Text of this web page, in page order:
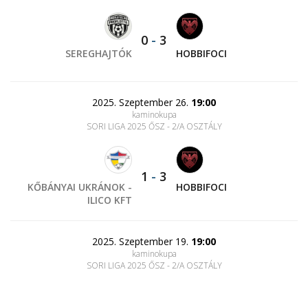
SEREGHAJTÓK
0 - 3
HOBBIFOCI
2025. Szeptember 26. 19:00
kaminokupa
SORI LIGA 2025 ŐSZ - 2/A OSZTÁLY
KŐBÁNYAI UKRÁNOK -
ILICO KFT
1 - 3
HOBBIFOCI
2025. Szeptember 19. 19:00
kaminokupa
SORI LIGA 2025 ŐSZ - 2/A OSZTÁLY